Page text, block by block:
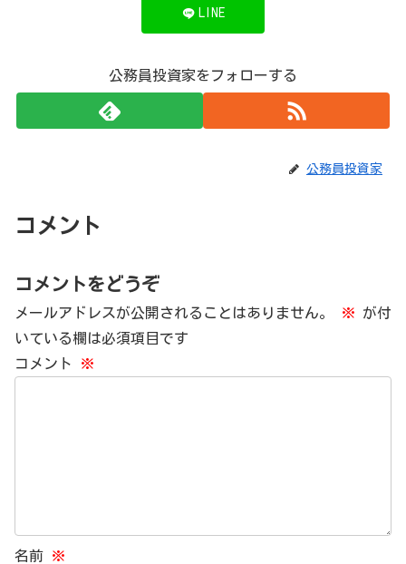
LINE
公務員投資家をフォローする
公務員投資家
コメント
コメントをどうぞ
メールアドレスが公開されることはありません。 ※ が付
いている欄は必須項目です
コメント
※
名前 ※